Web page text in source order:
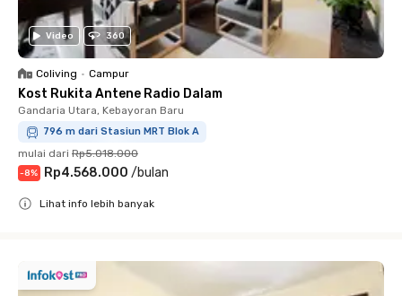
Video 360
Coliving • Campur
Kost Rukita Antene Radio Dalam
Gandaria Utara, Kebayoran Baru
796 m dari Stasiun MRT Blok A
mulai dari Rp5.018.000
-8% Rp4.568.000 /bulan
Lihat info lebih banyak